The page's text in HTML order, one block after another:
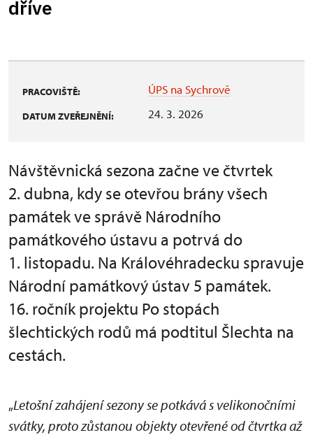
dříve
PRACOVIŠTĚ: ÚPS na Sychrově
DATUM ZVEŘEJNĚNÍ: 24. 3. 2026
Návštěvnická sezona začne ve čtvrtek
2. dubna, kdy se otevřou brány všech
památek ve správě Národního
památkového ústavu a potrvá do
1. listopadu. Na Královéhradecku spravuje
Národní památkový ústav 5 památek.
16. ročník projektu Po stopách
šlechtických rodů má podtitul Šlechta na
cestách.
„Letošní zahájení sezony se potkává s velikonočními
svátky, proto zůstanou objekty otevřené od čtvrtka až